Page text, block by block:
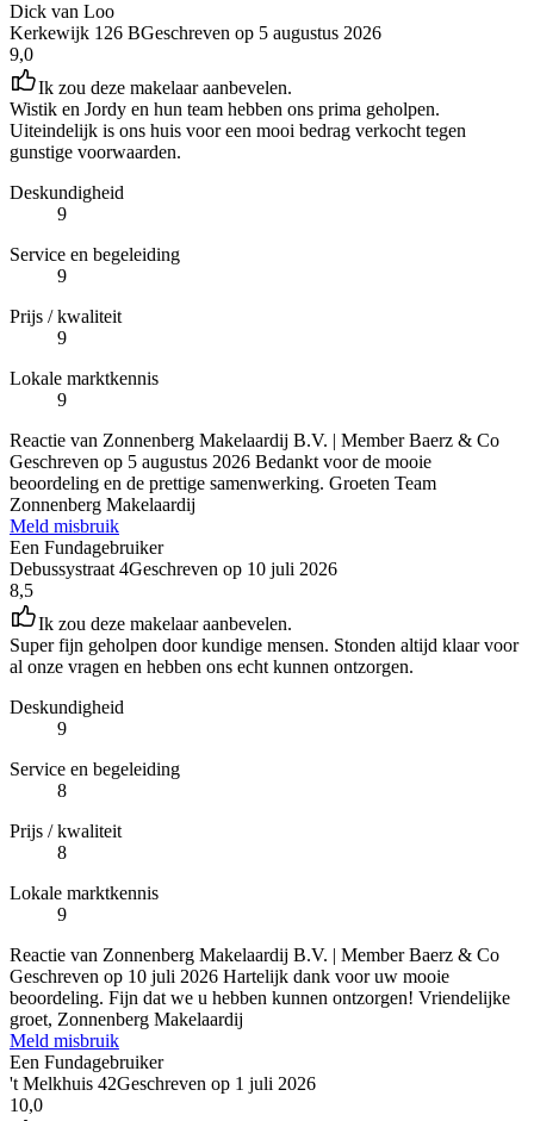
Dick van Loo
Kerkewijk 126 BGeschreven op 5 augustus 2026
9,0
Ik zou deze makelaar aanbevelen.
Wistik en Jordy en hun team hebben ons prima geholpen.
Uiteindelijk is ons huis voor een mooi bedrag verkocht tegen
gunstige voorwaarden.
Deskundigheid
9
Service en begeleiding
9
Prijs / kwaliteit
9
Lokale marktkennis
9
Reactie van Zonnenberg Makelaardij B.V. | Member Baerz & Co
Geschreven op 5 augustus 2026 Bedankt voor de mooie
beoordeling en de prettige samenwerking. Groeten Team
Zonnenberg Makelaardij
Meld misbruik
Een Fundagebruiker
Debussystraat 4Geschreven op 10 juli 2026
8,5
Ik zou deze makelaar aanbevelen.
Super fijn geholpen door kundige mensen. Stonden altijd klaar voor
al onze vragen en hebben ons echt kunnen ontzorgen.
Deskundigheid
9
Service en begeleiding
8
Prijs / kwaliteit
8
Lokale marktkennis
9
Reactie van Zonnenberg Makelaardij B.V. | Member Baerz & Co
Geschreven op 10 juli 2026 Hartelijk dank voor uw mooie
beoordeling. Fijn dat we u hebben kunnen ontzorgen! Vriendelijke
groet, Zonnenberg Makelaardij
Meld misbruik
Een Fundagebruiker
't Melkhuis 42Geschreven op 1 juli 2026
10,0